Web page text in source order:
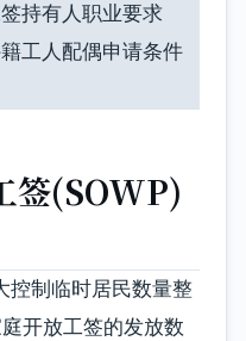
持有人职业要求
工人配偶申请条件
签(SOWP)
控制临时居民数量整
开放工签的发放数